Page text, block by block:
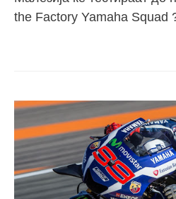
the Factory Yamaha Squad